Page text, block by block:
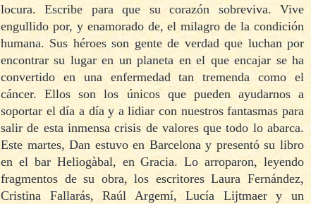
locura. Escribe para que su corazón sobreviva. Vive
engullido por, y enamorado de, el milagro de la condición
humana. Sus héroes son gente de verdad que luchan por
encontrar su lugar en un planeta en el que encajar se ha
convertido en una enfermedad tan tremenda como el
cáncer. Ellos son los únicos que pueden ayudarnos a
soportar el día a día y a lidiar con nuestros fantasmas para
salir de esta inmensa crisis de valores que todo lo abarca.
Este martes, Dan estuvo en Barcelona y presentó su libro
en el bar Heliogàbal, en Gracia. Lo arroparon, leyendo
fragmentos de su obra, los escritores Laura Fernández,
Cristina Fallarás, Raúl Argemí, Lucía Lijtmaer y un